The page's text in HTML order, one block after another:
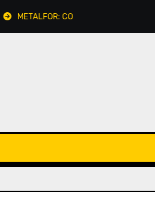
METALFOR: CONFIRMAN MÁS DE 200